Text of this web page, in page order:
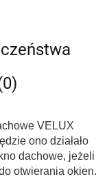
VELUX
ono działało
dachowe, jeżeli
otwierania okien.